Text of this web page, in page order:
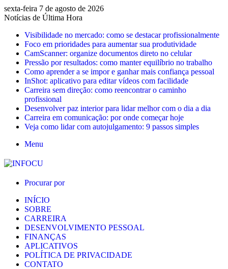
sexta-feira 7 de agosto de 2026
Notícias de Última Hora
Visibilidade no mercado: como se destacar profissionalmente
Foco em prioridades para aumentar sua produtividade
CamScanner: organize documentos direto no celular
Pressão por resultados: como manter equilíbrio no trabalho
Como aprender a se impor e ganhar mais confiança pessoal
InShot: aplicativo para editar vídeos com facilidade
Carreira sem direção: como reencontrar o caminho
profissional
Desenvolver paz interior para lidar melhor com o dia a dia
Carreira em comunicação: por onde começar hoje
Veja como lidar com autojulgamento: 9 passos simples
Menu
Procurar por
INÍCIO
SOBRE
CARREIRA
DESENVOLVIMENTO PESSOAL
FINANÇAS
APLICATIVOS
POLÍTICA DE PRIVACIDADE
CONTATO